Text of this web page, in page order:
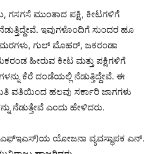
ಗಸಗಸೆ ಮುಂತಾದ ಪಕ್ಷಿ, ಕೀಟಗಳಿಗೆ
ಇವುಗಳೊಂದಿಗೆ ಸುಂದರ ಹೂ
ಗುಲ್ ಮೊಹರ್, ಜಕರಂಡಾ
ಹೀರುವ ಕೀಟ ಮತ್ತು ಪಕ್ಷಿಗಳಿಗೆ
ಕೆರೆ ದಂಡೆಯಲ್ಲಿ ನೆಡುತ್ತಿದ್ದೇವೆ. ಈ
ವತಿಯಿಂದ ಹಲವು ಸರ್ಕಾರಿ ಜಾಗಗಳು
ನೆಡುತ್ತೇವೆ ಎಂದು ಹೇಳಿದರು.
ಯೋಜನಾ ವ್ಯವಸ್ಥಾಪಕ ಎನ್.